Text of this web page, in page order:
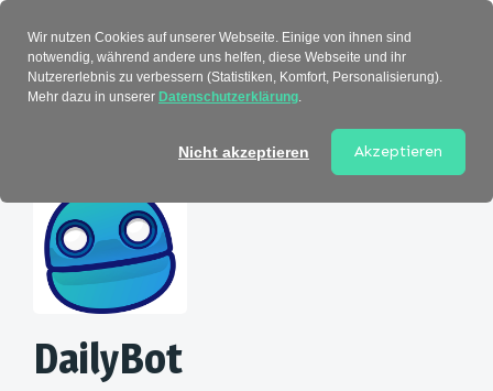
DailyBot
Wir nutzen Cookies auf unserer Webseite. Einige von ihnen sind
notwendig, während andere uns helfen, diese Webseite und ihr
Nutzererlebnis zu verbessern (Statistiken, Komfort, Personalisierung).
Mehr dazu in unserer Datenschutzerklärung.
Nicht akzeptieren Akzeptieren